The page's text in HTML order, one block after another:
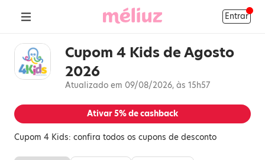
Entrar
Cupom 4 Kids de Agosto
2026
Atualizado em 09/08/2026, às 15h57
Ativar5%de cashback
Cupom 4 Kids: confira todos os cupons de desconto